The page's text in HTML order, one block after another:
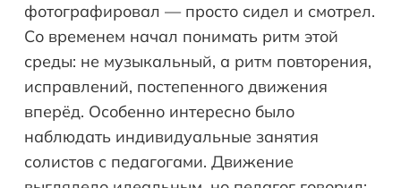
фотографировал — просто сидел и смотрел.
Со временем начал понимать ритм этой
среды: не музыкальный, а ритм повторения,
исправлений, постепенного движения
вперёд. Особенно интересно было
наблюдать индивидуальные занятия
солистов с педагогами. Движение